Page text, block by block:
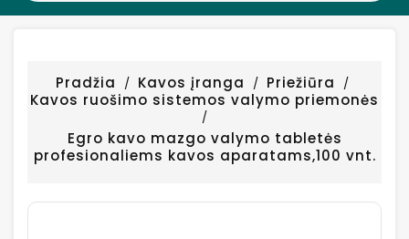
Pradžia Kavos įranga
Priežiūra
Kavos ruošimo sistemos valymo priemonės
Egro kavo mazgo valymo tabletės
profesionaliems kavos aparatams,100 vnt.